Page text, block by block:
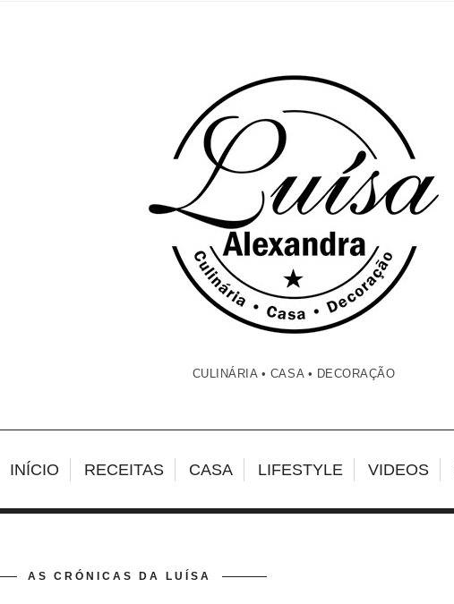
CULINÁRIA • CASA • DECORAÇÃO
INÍCIO RECEITAS CASA LIFESTYLE VIDEOS
AS CRÓNICAS DA LUÍSA